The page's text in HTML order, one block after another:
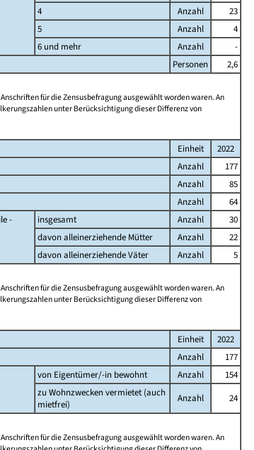
4
Anzahl
23
5
Anzahl
4
6 und mehr
Anzahl
-
Personen
2,6
für die Zensusbefragung ausgewählt worden waren. An
unter Berücksichtigung dieser Differenz von
Einheit
2022
Anzahl
177
Anzahl
85
Anzahl
64
-
insgesamt Anzahl
30
davon alleinerziehende Mütter
Anzahl
22
davon alleinerziehende Väter
Anzahl
5
für die Zensusbefragung ausgewählt worden waren. An
unter Berücksichtigung dieser Differenz von
Einheit
2022
Anzahl
177
von Eigentümer/-in bewohnt Anzahl
154
zu Wohnzwecken vermietet (auch
mietfrei)
Anzahl
24
für die Zensusbefragung ausgewählt worden waren. An